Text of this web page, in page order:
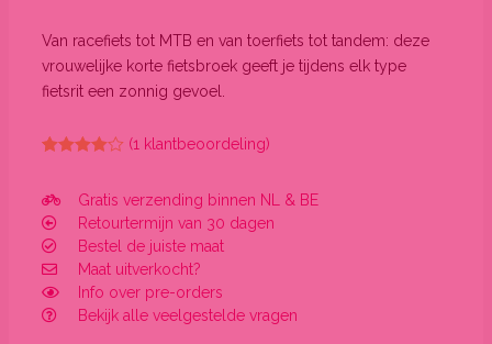
Van racefiets tot MTB en van toerfiets tot tandem: deze
vrouwelijke korte fietsbroek geeft je tijdens elk type
fietsrit een zonnig gevoel.
gebaseerd
op
waardering
(1 klantbeoordeling)
Gratis verzending binnen NL & BE
Retourtermijn van 30 dagen
Bestel de juiste maat
Maat uitverkocht?
Info over pre-orders
Bekijk alle veelgestelde vragen